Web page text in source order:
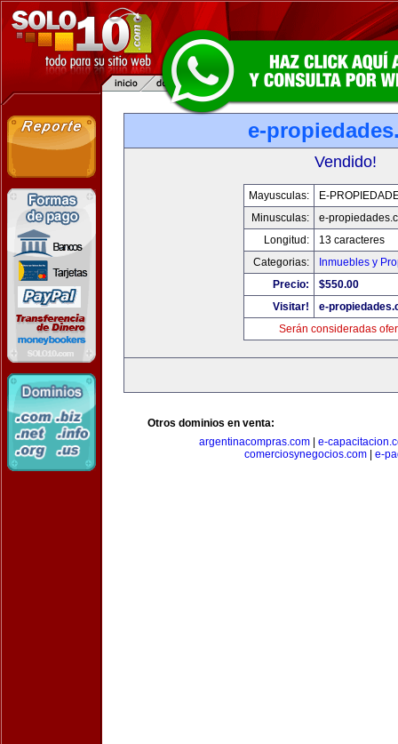
e-
Vendido!
Mayusculas:
E-
Minusculas:
e-
Longitud:
13 caracteres
Categorias:
Inmuebles y
Precio:
$550.00
Visitar!
e-
Serán consideradas
Otros dominios en venta:
argentinacompras.com| e-
comerciosynegocios.com
e-